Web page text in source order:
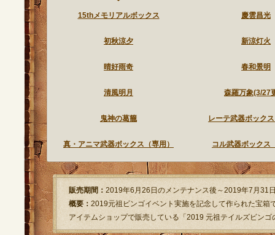
15thメモリアルボックス 慶雲昌光
初秋涼夕 新涼灯火
晴好雨奇 春和景明
清風明月 森羅万象(3/27
鬼神の葛籠 レーテ武器ボック
真・アニマ武器ボックス（専用） コル武器ボックス
販売期間： 2019年6月26日のメンテナンス後～2019年7月31
概要：2019元祖ビンゴイベント実施を記念して作られた宝箱
アイテムショップで販売している「2019 元祖テイルズビン